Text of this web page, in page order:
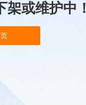
或维护中！